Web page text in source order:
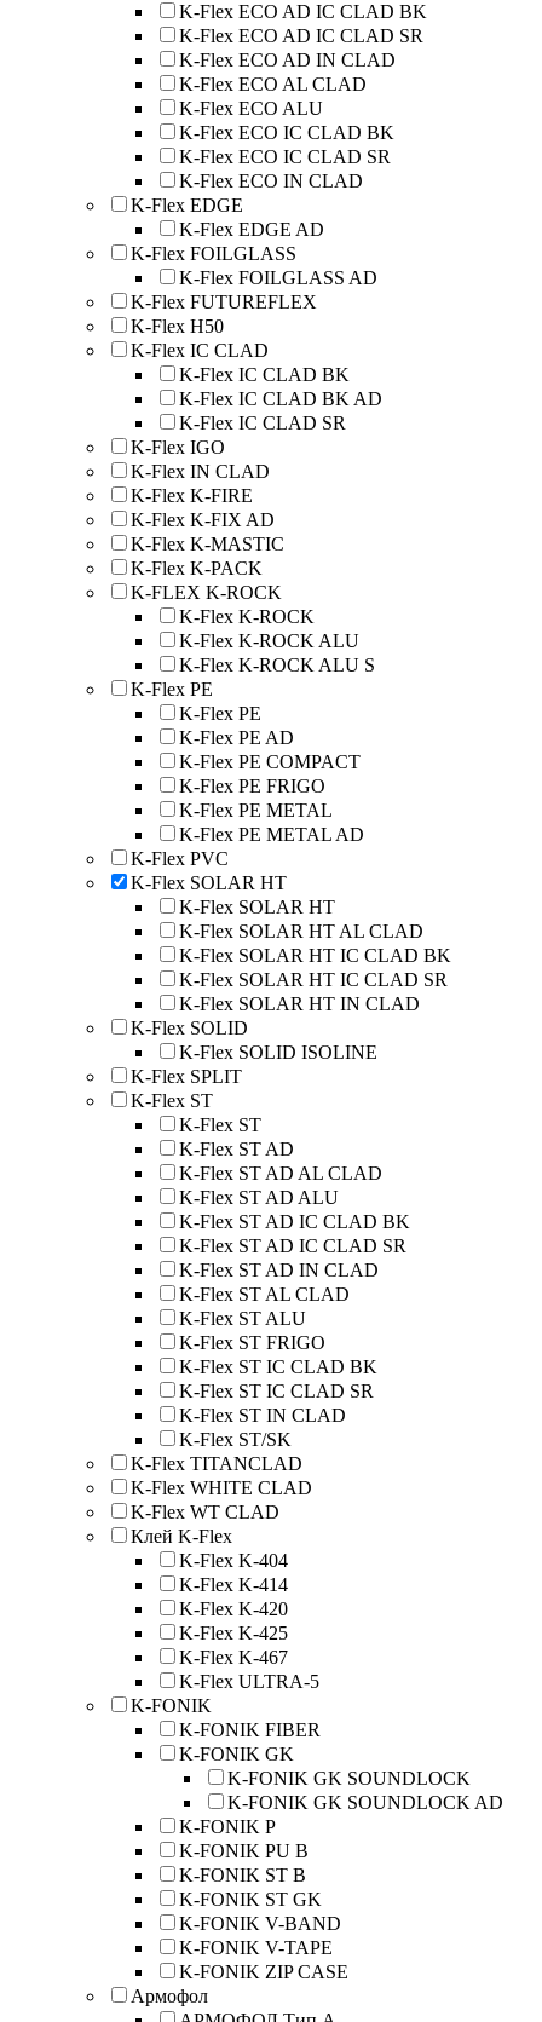
K-Flex ECO AD IC CLAD BK
K-Flex ECO AD IC CLAD SR
K-Flex ECO AD IN CLAD
K-Flex ECO AL CLAD
K-Flex ECO ALU
K-Flex ECO IC CLAD BK
K-Flex ECO IC CLAD SR
K-Flex ECO IN CLAD
K-Flex EDGE
K-Flex EDGE AD
K-Flex FOILGLASS
K-Flex FOILGLASS AD
K-Flex FUTUREFLEX
K-Flex H50
K-Flex IC CLAD
K-Flex IC CLAD BK
K-Flex IC CLAD BK AD
K-Flex IC CLAD SR
K-Flex IGO
K-Flex IN CLAD
K-Flex K-FIRE
K-Flex K-FIX AD
K-Flex K-MASTIC
K-Flex K-PACK
K-FLEX K-ROCK
K-Flex K-ROCK
K-Flex K-ROCK ALU
K-Flex K-ROCK ALU S
K-Flex PE
K-Flex PE
K-Flex PE AD
K-Flex PE COMPACT
K-Flex PE FRIGO
K-Flex PE METAL
K-Flex PE METAL AD
K-Flex PVC
K-Flex SOLAR HT
K-Flex SOLAR HT
K-Flex SOLAR HT AL CLAD
K-Flex SOLAR HT IC CLAD BK
K-Flex SOLAR HT IC CLAD SR
K-Flex SOLAR HT IN CLAD
K-Flex SOLID
K-Flex SOLID ISOLINE
K-Flex SPLIT
K-Flex ST
K-Flex ST
K-Flex ST AD
K-Flex ST AD AL CLAD
K-Flex ST AD ALU
K-Flex ST AD IC CLAD BK
K-Flex ST AD IC CLAD SR
K-Flex ST AD IN CLAD
K-Flex ST AL CLAD
K-Flex ST ALU
K-Flex ST FRIGO
K-Flex ST IC CLAD BK
K-Flex ST IC CLAD SR
K-Flex ST IN CLAD
K-Flex ST/SK
K-Flex TITANCLAD
K-Flex WHITE CLAD
K-Flex WT CLAD
Клей K-Flex
K-Flex K-404
K-Flex K-414
K-Flex K-420
K-Flex K-425
K-Flex K-467
K-Flex ULTRA-5
K-FONIK
K-FONIK FIBER
K-FONIK GK
K-FONIK GK SOUNDLOCK
K-FONIK GK SOUNDLOCK AD
K-FONIK P
K-FONIK PU B
K-FONIK ST B
K-FONIK ST GK
K-FONIK V-BAND
K-FONIK V-TAPE
K-FONIK ZIP CASE
Армофол